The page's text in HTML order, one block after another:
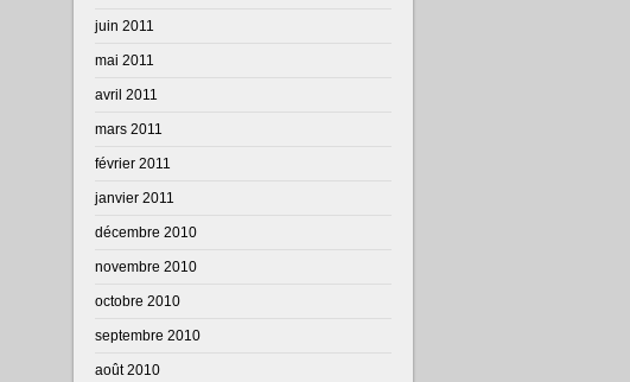
juin 2011
mai 2011
avril 2011
mars 2011
février 2011
janvier 2011
décembre 2010
novembre 2010
octobre 2010
septembre 2010
août 2010